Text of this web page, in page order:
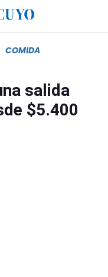
COMIDA
salida
$5.400